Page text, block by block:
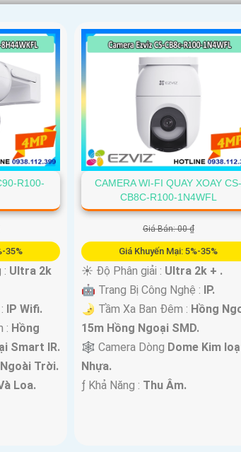
R100-
35%
: Ultra 2k
IP Wifi.
: Hồng
Smart IR.
Trời.
Loa.
CAMERA WI-FI QUAY XOAY CS-
CB8C-R100-1N4WFL
Giá Bán: 00 ₫
Giá Khuyến Mại: 5%-35%
☀️ Độ Phân giải : Ultra 2k + .
🤖️ Trang Bị Công Nghệ : IP.
🌛 Tầm Xa Ban Đêm : Hồng
15m Hồng Ngoại SMD.
🕸️ Camera Dòng Dome Kim
Nhựa.
️ƒ Khả Năng : Thu Âm.